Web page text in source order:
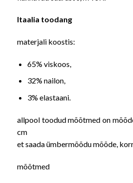
Itaalia toodang
materjali koostis:
65% viskoos,
32% nailon,
3% elastaani.
allpool toodud mõõtmed on
cm
et saada ümbermõõdu mõõde,
mõõtmed